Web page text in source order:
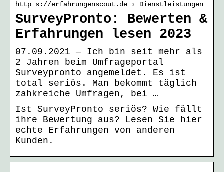
http s://erfahrungenscout.de › Dienstleistungen
SurveyPronto: Bewerten &
Erfahrungen lesen 2023
07.09.2021 — Ich bin seit mehr als
2 Jahren beim Umfrageportal
Surveypronto angemeldet. Es ist
total seriös. Man bekommt täglich
zahkreiche Umfragen, bei …
Ist SurveyPronto seriös? Wie fällt
ihre Bewertung aus? Lesen Sie hier
echte Erfahrungen von anderen
Kunden.